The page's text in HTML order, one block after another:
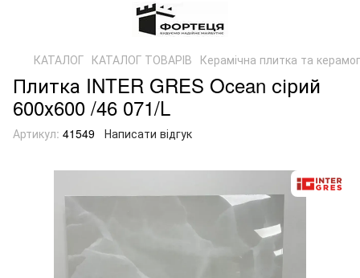
КАТАЛОГ КАТАЛОГ ТОВАРІВ Керамічна плитка та
Плитка INTER GRES Ocean сірий
600х600 /46 071/L
Артикул: 41549 Написати відгук